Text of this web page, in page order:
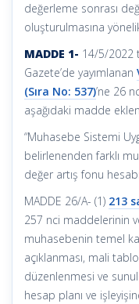
değerleme sonrası
oluşturulmasına
MADDE 1- 14/5/2022
Gazete’de yayımlanan
(Sıra No: 537)’ne 26
aşağıdaki madde
“Muhasebe Sistemi
belirlenenden farklı
değer artış fonu
MADDE 26/A- (1) 213
257 nci maddelerinin
muhasebenin temel
açıklanması, mali
düzenlenmesi ve
hesap planı ve